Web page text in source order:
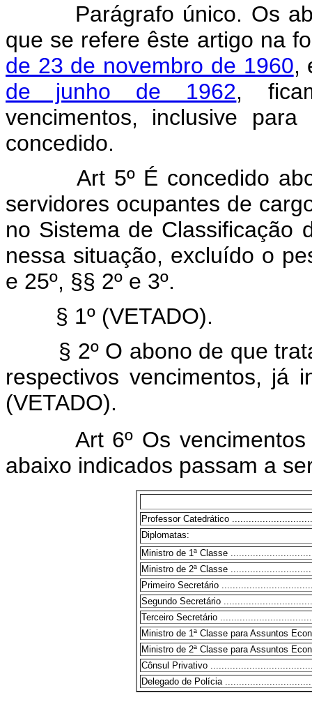
Parágrafo único. Os
que se refere êste artigo na
de 23 de novembro de 1960,
de junho de 1962,
vencimentos, inclusive
concedido.
Art 5º É concedido
servidores ocupantes de
no Sistema de Classificação
nessa situação, excluído o
e 25º, §§ 2º e 3º.
§ 1º (VETADO).
§ 2º O abono de que trata
respectivos vencimentos, já
(VETADO).
Art 6º Os
abaixo indicados passam
Professor Catedrático
Diplomatas:
Ministro de 1ª Classe
Ministro de 2ª Classe
Primeiro Secretário
Segundo Secretário
Terceiro Secretário
Ministro de 1ª Classe para Assuntos
Ministro de 2ª Classe para Assuntos
Cônsul Privativo
Delegado de Polícia